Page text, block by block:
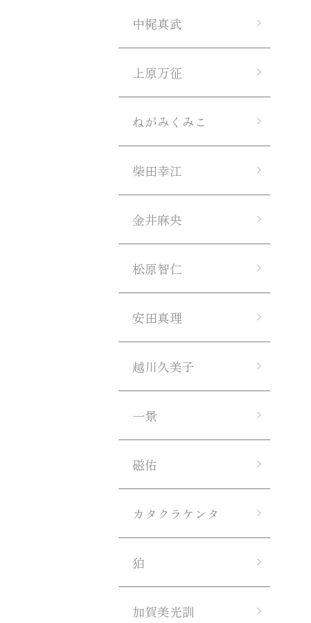
中梶真武
上原万征
ねがみくみこ
柴田幸江
金井麻央
松原智仁
安田真理
越川久美子
一景
磁佑
カタクラケンタ
狛
加賀美光訓